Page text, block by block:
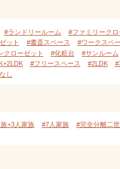
#ランドリールーム
#ファミリークロ
ット
#書斎スペース #ワークスペ
クローゼット #化粧台 #サンルーム
#フリースペース #2LDK
し
+3人家族 #7人家族
#完全分離二